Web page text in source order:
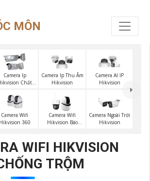
MÔN
Camera Ip
Chất
Camera Ip Thu Âm
Hikvision
Camera AI IP
Hikvision
Camera Wifi
Hikvision 360
Camera Wifi
Hikvision Báo
Camera Ngoài Trời
Hikvision
WIFI HIKVISION
TRỘM